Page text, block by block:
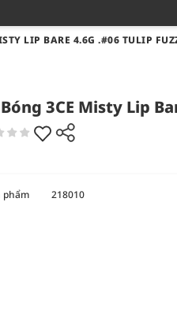
LIP BARE 4.6G .#06 TULIP
3CE Misty Lip
phẩm 218010